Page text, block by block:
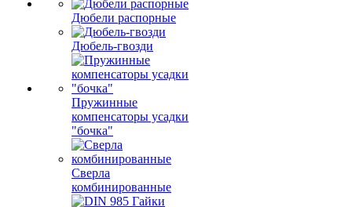
Дюбели распорные
Дюбель-гвозди
Пружинные
компенсаторы усадки
"бочка"
Сверла
комбинированные